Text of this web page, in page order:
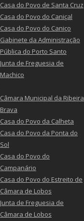
Casa do Povo de Santa Cruz
Casa do Povo do Caniçal
Casa do Povo do Caniço
Gabinete da Administração
Pública do Porto Santo
Junta de Freguesia de
Machico
Câmara Municipal da Ribeira
Brava
Casa do Povo da Calheta
Casa do Povo da Ponta do
Sol
Casa do Povo do
Campanário
Casa do Povo do Estreito de
Câmara de Lobos
Junta de Freguesia de
Câmara de Lobos